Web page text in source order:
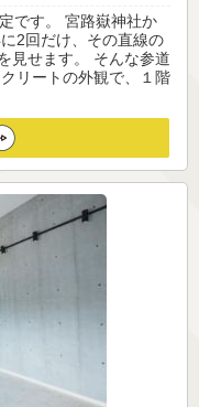
です。 宮路嶽神社か
2回だけ、その直線の
見せます。 そんな参道
リートの外観で、１階